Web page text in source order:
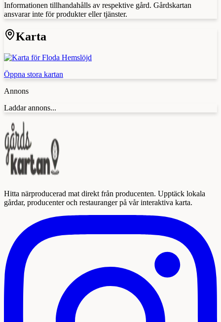
Informationen tillhandahålls av respektive gård. Gårdskartan
ansvarar inte för produkter eller tjänster.
Karta
Öppna stora kartan
Annons
Laddar annons...
Hitta närproducerad mat direkt från producenten. Upptäck lokala
gårdar, producenter och restauranger på vår interaktiva karta.